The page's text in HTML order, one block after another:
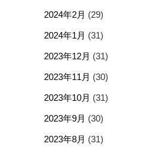
2024年2月 (29)
2024年1月 (31)
2023年12月 (31)
2023年11月 (30)
2023年10月 (31)
2023年9月 (30)
2023年8月 (31)